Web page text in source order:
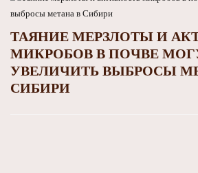
ТАЯНИЕ МЕРЗЛОТЫ И
МИКРОБОВ В ПОЧВЕ
УВЕЛИЧИТЬ ВЫБРОСЫ
СИБИРИ